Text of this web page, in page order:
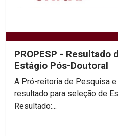
PROPESP - Resultado
Estágio Pós-Doutoral
A Pró-reitoria de Pesquisa
resultado para seleção de
Resultado:...